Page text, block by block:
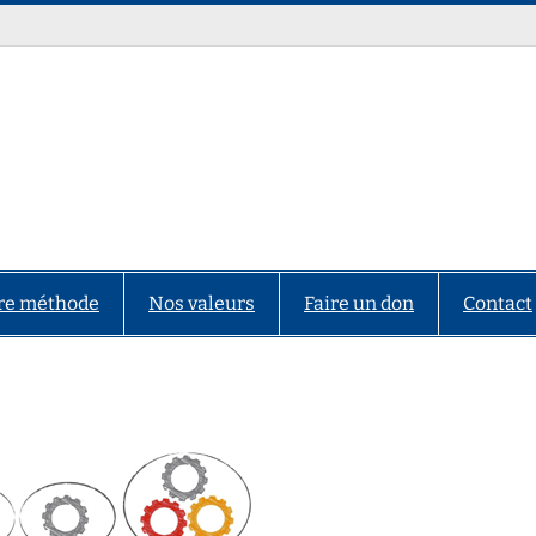
méthode Nos valeurs Faire un don Contact